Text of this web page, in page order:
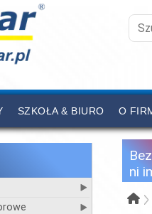
SZKOŁA & BIURO O
ni